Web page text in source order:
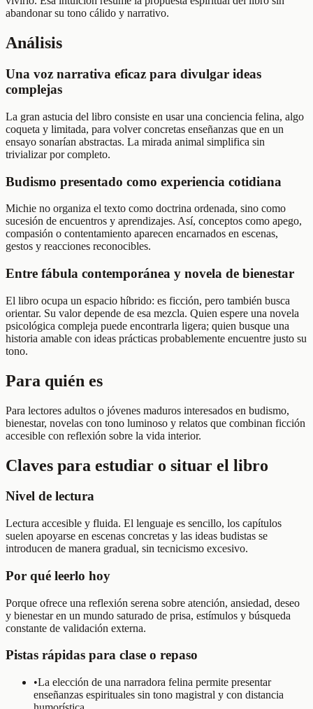
abandonar su tono cálido y narrativo.
Análisis
Una voz narrativa eficaz para divulgar ideas
complejas
La gran astucia del libro consiste en usar una conciencia felina, algo
coqueta y limitada, para volver concretas enseñanzas que en un
ensayo sonarían abstractas. La mirada animal simplifica sin
trivializar por completo.
Budismo presentado como experiencia cotidiana
Michie no organiza el texto como doctrina ordenada, sino como
sucesión de encuentros y aprendizajes. Así, conceptos como apego,
compasión o contentamiento aparecen encarnados en escenas,
gestos y reacciones reconocibles.
Entre fábula contemporánea y novela de bienestar
El libro ocupa un espacio híbrido: es ficción, pero también busca
orientar. Su valor depende de esa mezcla. Quien espere una novela
psicológica compleja puede encontrarla ligera; quien busque una
historia amable con ideas prácticas probablemente encuentre justo su
tono.
Para quién es
Para lectores adultos o jóvenes maduros interesados en budismo,
bienestar, novelas con tono luminoso y relatos que combinan ficción
accesible con reflexión sobre la vida interior.
Claves para estudiar o situar el libro
Nivel de lectura
Lectura accesible y fluida. El lenguaje es sencillo, los capítulos
suelen apoyarse en escenas concretas y las ideas budistas se
introducen de manera gradual, sin tecnicismo excesivo.
Por qué leerlo hoy
Porque ofrece una reflexión serena sobre atención, ansiedad, deseo
y bienestar en un mundo saturado de prisa, estímulos y búsqueda
constante de validación externa.
Pistas rápidas para clase o repaso
•La elección de una narradora felina permite presentar
enseñanzas espirituales sin tono magistral y con distancia